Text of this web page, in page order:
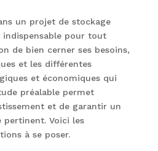
un projet de stockage
indispensable pour tout
de bien cerner ses besoins,
et les différentes
et économiques qui
préalable permet
et de garantir un
Voici les
à se poser.